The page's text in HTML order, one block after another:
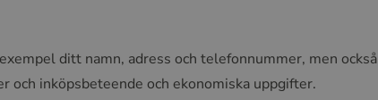
ditt namn, adress och telefonnummer, men
och inköpsbeteende och ekonomiska uppgifter.